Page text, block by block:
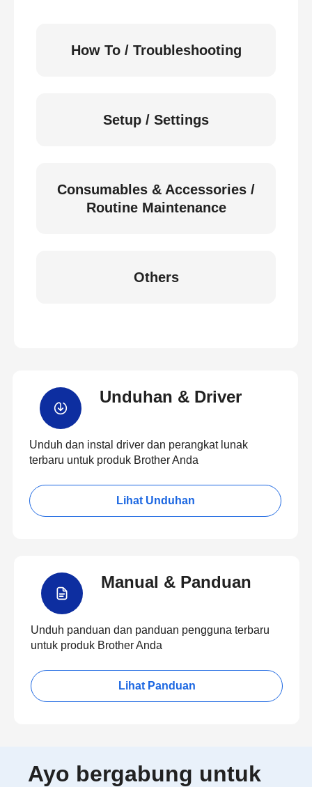
How To / Troubleshooting
Setup / Settings
Consumables & Accessories /
Routine Maintenance
Others
Unduhan & Driver
Unduh dan instal driver dan perangkat lunak
terbaru untuk produk Brother Anda
Lihat Unduhan
Manual & Panduan
Unduh panduan dan panduan pengguna terbaru
untuk produk Brother Anda
Lihat Panduan
Ayo bergabung untuk